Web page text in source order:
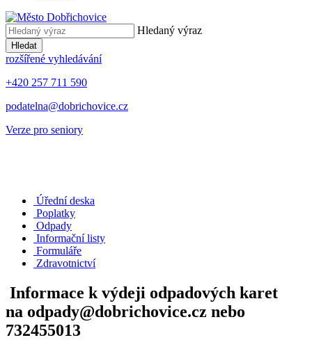
Hledaný výraz
Hledat
rozšířené vyhledávání
+420 257 711 590
podatelna@dobrichovice.cz
Verze pro seniory
Úřední deska
Poplatky
Odpady
Informační listy
Formuláře
Zdravotnictví
Informace k výdeji odpadových karet
na odpady@dobrichovice.cz nebo
732455013